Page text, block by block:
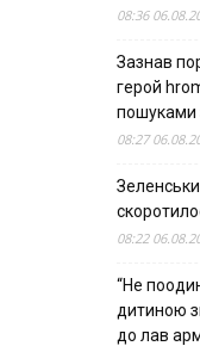
08:36
Зазнав
герой
пошуками
08:27
08:22
“Не
дитиною
до лав